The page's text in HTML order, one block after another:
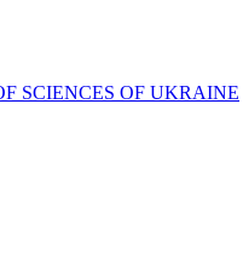
SCIENCES OF UKRAINE